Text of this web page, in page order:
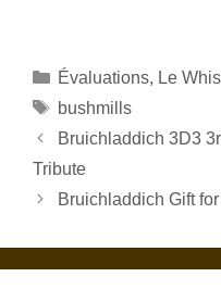
Catégories
Évaluations, Le
Étiquettes
bushmills
Bruichladdich 3D3
Tribute
Bruichladdich Gift